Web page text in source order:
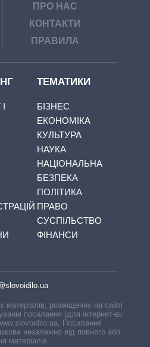
ПРО НАС
КОНТАКТИ
ПРАВИЛА
ТЕМАТИКИ
БІЗНЕС
ЕКОНОМІКА
КУЛЬТУРА
НАУКА
НАЦІОНАЛЬНА
БЕЗПЕКА
ПОЛІТИКА
ПРАВО
СУСПІЛЬСТВО
ФІНАНСИ
матеріалів, розміщених на сайті,
посилання (для інтернет-видань
Посилання
незалежно від повного або
матеріалів.